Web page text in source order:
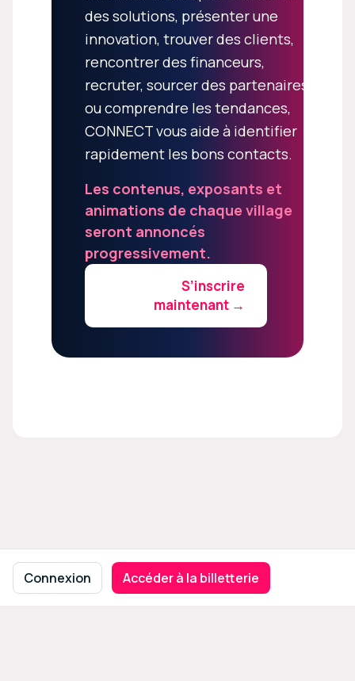
Connexion Accéder à la billetterie
des solutions, présenter une
innovation, trouver des clients,
rencontrer des financeurs,
recruter, sourcer des partenaires
ou comprendre les tendances,
CONNECT vous aide à identifier
rapidement les bons contacts.
Les contenus, exposants et
animations de chaque village
seront annoncés
progressivement.
S’inscrire
maintenant →
Navigation en pied de page
Conditions d'utilisationPolitique de confidentialité
Mentions légalesParamètres des cookies